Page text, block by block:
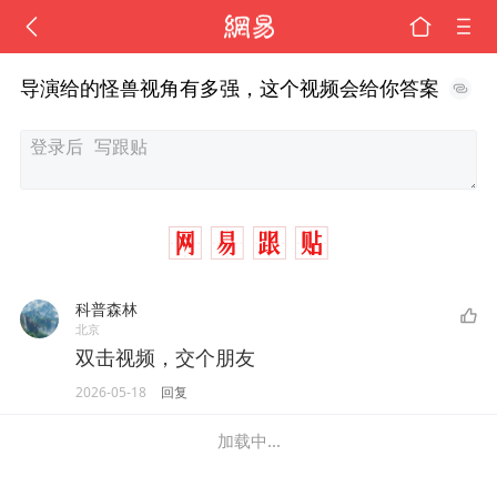
导演给的怪兽视角有多强，这个视频会给你答案
科普森林
北京
双击视频，交个朋友
2026-05-18 回复
加载中...